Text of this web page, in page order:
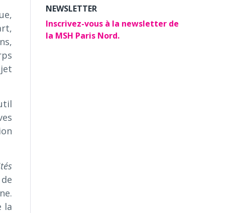
la
NEWSLETTER
Inscrivez-vous à la newsletter de
la MSH Paris Nord.